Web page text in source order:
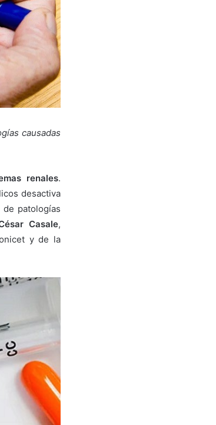
causadas
renales.
desactiva
patologías
Casale,
y de la